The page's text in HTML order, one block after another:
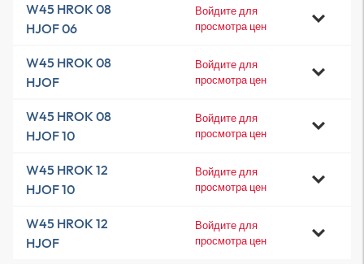
W45 HROK 08
HJOF 06
Войдите для
просмотра цен
W45 HROK 08
HJOF
Войдите для
просмотра цен
W45 HROK 08
HJOF 10
Войдите для
просмотра цен
W45 HROK 12
HJOF 10
Войдите для
просмотра цен
W45 HROK 12
HJOF
Войдите для
просмотра цен